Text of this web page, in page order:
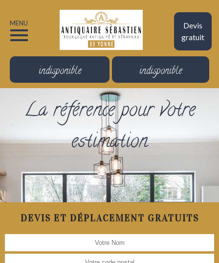
Devis
gratuit
MENU
indisponible indisponible
La référence pour votre
estimation
DEVIS ET DÉPLACEMENT GRATUITS